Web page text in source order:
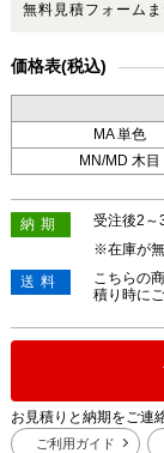
無料見積フォーム
価格表(税込)
MA 単色
MN/MD 木目
納期
受注後2～
※在庫が
送料
こちらの
積り時に
お見積りと納期をご連
ご利用ガイド